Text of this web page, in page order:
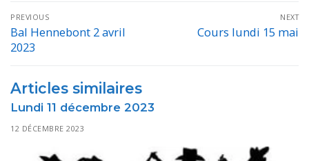
Navigation
de
l’article
PREVIOUS
Previous
post:
Bal Hennebont 2 avril
2023
NEXT
Next
Cours lundi 15 mai
Articles similaires
Lundi 11 décembre 2023
12 DÉCEMBRE 2023